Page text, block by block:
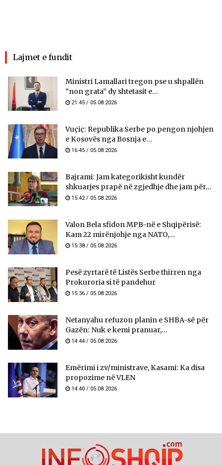
Lajmet e fundit
Ministri Lamallari tregon pse u shpallën
“non grata” dy shtetasit e...
21:45 / 05.08.2026
Vuçiç: Republika Serbe po pengon njohjen
e Kosovës nga Bosnja e...
16:45 / 05.08.2026
Bajrami: Jam kategorikisht kundër
shkuarjes prapë në zgjedhje dhe jam për...
15:42 / 05.08.2026
Valon Bela sfidon MPB-në e Shqipërisë:
Kam 22 mirënjohje nga NATO,...
15:38 / 05.08.2026
Pesë zyrtarë të Listës Serbe thirren nga
Prokuroria si të pandehur
15:36 / 05.08.2026
Netanyahu refuzon planin e SHBA-së për
Gazën: Nuk e kemi pranuar,...
14:44 / 05.08.2026
Emërimi i zv/ministrave, Kasami: Ka disa
propozime në VLEN
14:40 / 05.08.2026